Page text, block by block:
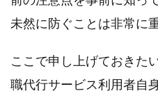
4.
利用
する
たっ
て大
事な
ポイ
未然に防ぐことは非常に
ここで申し上げておきた
職代行サービス利用者自